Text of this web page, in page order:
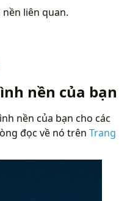
liên quan.
nền của bạn
nền của bạn cho các
đọc về nó trên Trang